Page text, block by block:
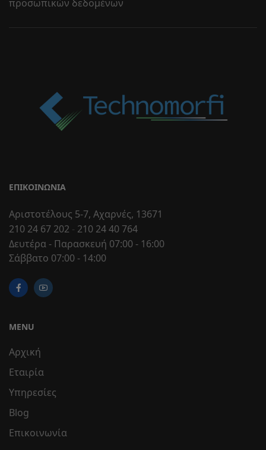
προσωπικών δεδομένων
ΕΠΙΚΟΙΝΩΝΊΑ
Αριστοτέλους 5-7, Αχαρνές, 13671
210 24 67 202 - 210 24 40 764
Δευτέρα - Παρασκευή 07:00 - 16:00
Σάββατο 07:00 - 14:00
MENU
Αρχική
Εταιρία
Υπηρεσίες
Blog
Επικοινωνία